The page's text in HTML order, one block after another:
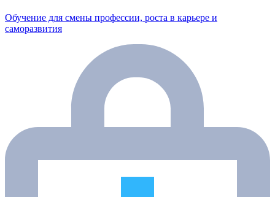
Обучение для смены профессии, роста в карьере и
саморазвития